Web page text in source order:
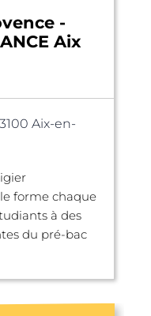
-
Aix
Aix-en-
forme chaque
à des
du pré-bac